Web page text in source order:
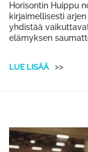
Horisontin Huippu
kirjaimellisesti
yhdistää
elämyksen
LUE LISÄÄ >>